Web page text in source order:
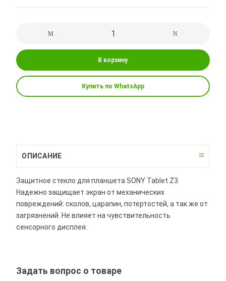
В корзину
Купить по WhatsApp
ОПИСАНИЕ
Защитное стекло для планшета SONY Tablet Z3.
Надежно защищает экран от механических
повреждений: сколов, царапин, потертостей, а так же от
загрязнений. Не влияет на чувствительность
сенсорного дисплея.
Задать вопрос о товаре